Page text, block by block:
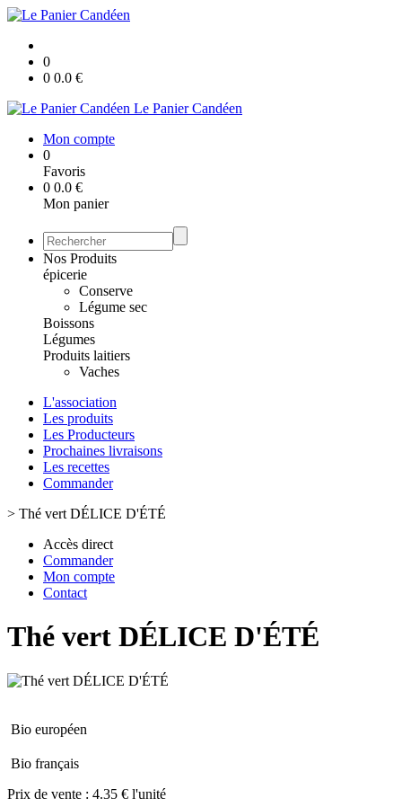
0
0 0.0 €
Le Panier Candéen
Mon compte
0
Favoris
0 0.0 €
Mon panier
Nos Produits
épicerie
Conserve
Légume sec
Boissons
Légumes
Produits laitiers
Vaches
L'association
Les produits
Les Producteurs
Prochaines livraisons
Les recettes
Commander
> Thé vert DÉLICE D'ÉTÉ
Accès direct
Commander
Mon compte
Contact
Thé vert DÉLICE D'ÉTÉ
Bio européen
Bio français
Prix de vente : 4.35 € l'unité